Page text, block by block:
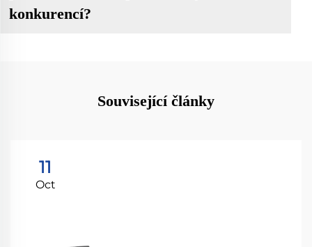
konkurencí?
Související články
11
Oct